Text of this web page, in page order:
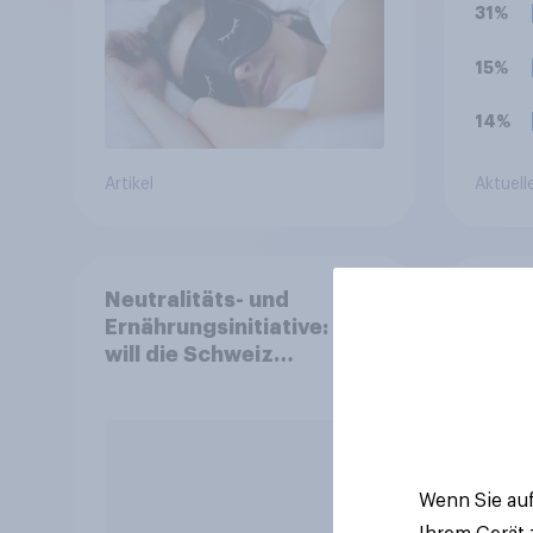
Artikel
31%
15%
14%
Neutralitäts- und
Ernährungsinitiative: Wie
will die Schweiz
Wenn Sie